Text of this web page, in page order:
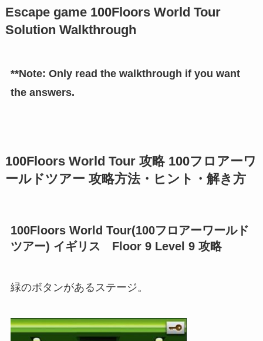
Escape game 100Floors World Tour
Solution Walkthrough
**Note: Only read the walkthrough if you want
the answers.
100Floors World Tour 攻略 100フロアーワ
ールドツアー 攻略方法・ヒント・解き方
100Floors World Tour(100フロアーワールド
ツアー) イギリス Floor 9 Level 9 攻略
緑のボタンがあるステージ。